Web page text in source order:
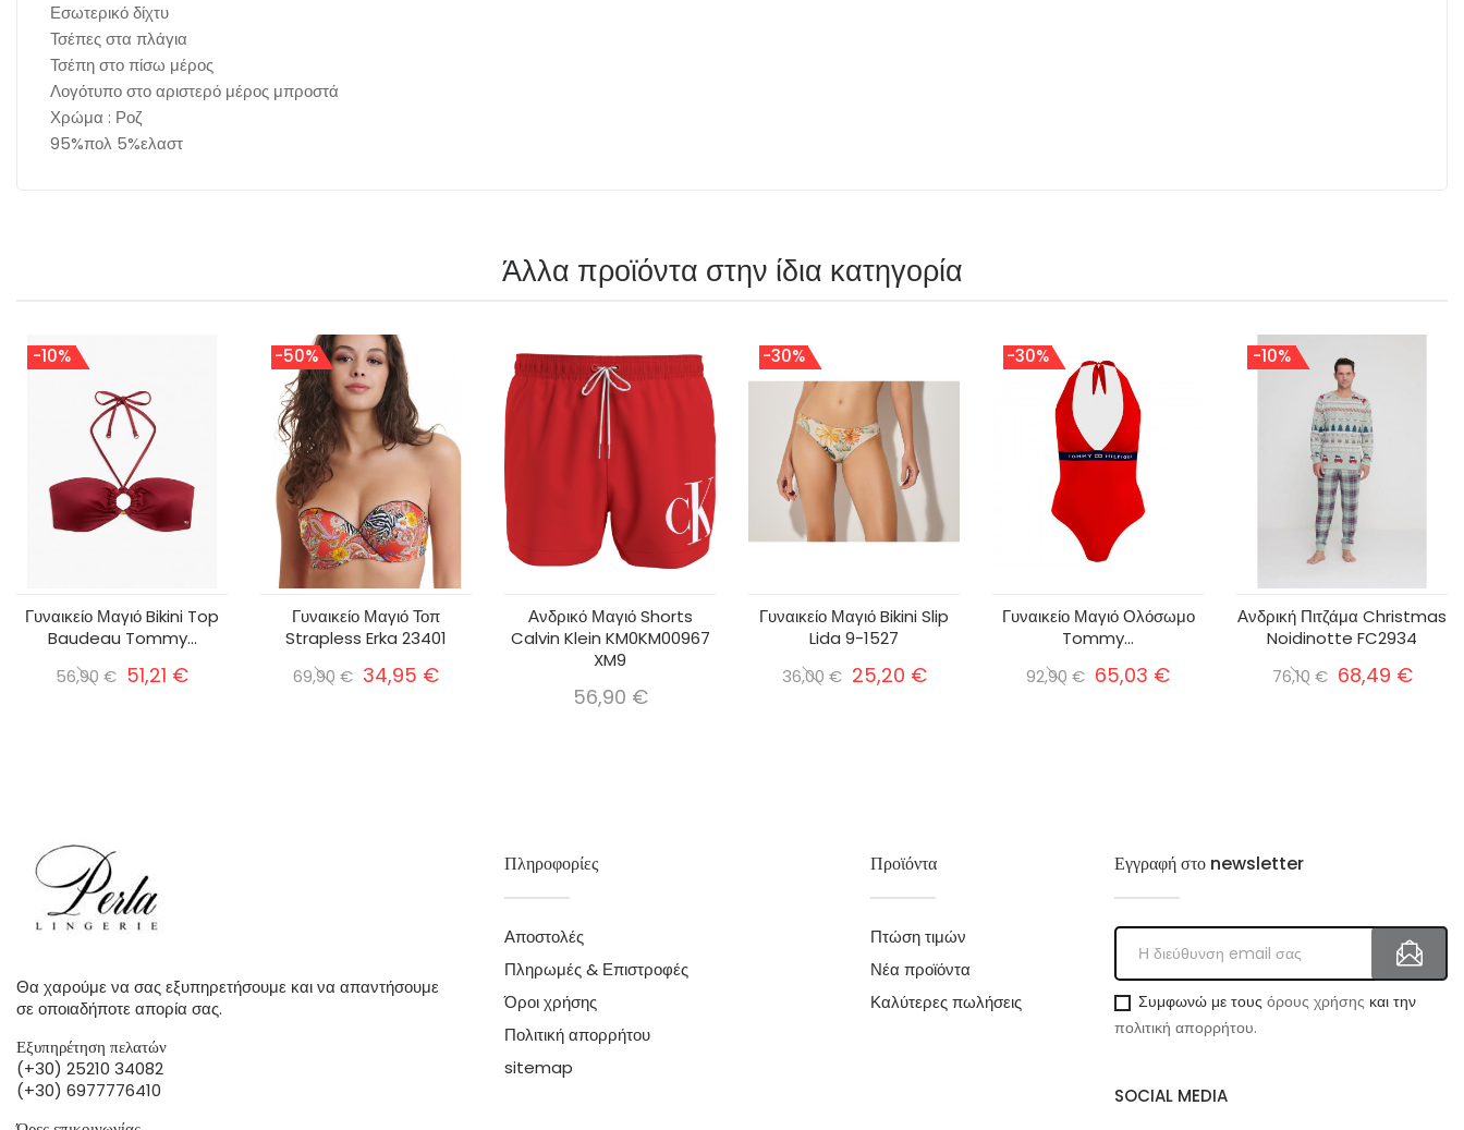
Εσωτερικό δίχτυ
Τσέπες στα πλάγια
Τσέπη στο πίσω μέρος
Λογότυπο στο αριστερό μέρος μπροστά
Χρώμα : Ροζ
95%πολ 5%ελαστ
Άλλα προϊόντα στην ίδια κατηγορία
-10%
Γυναικείο Μαγιό Bikini Top
Baudeau Tommy...
56,90 € 51,21 €
-50%
Γυναικείο Μαγιό Τοπ
Strapless Erka 23401
69,90 € 34,95 €
Ανδρικό Μαγιό Shorts
Calvin Klein KM0KM00967
XM9
56,90 €
-30%
Γυναικείο Μαγιό Bikini Slip
Lida 9-1527
36,00 € 25,20 €
-30%
Γυναικείο Μαγιό Ολόσωμο
Tommy...
92,90 € 65,03 €
-10%
Ανδρική Πιτζάμα Christmas
Noidinotte FC2934
76,10 € 68,49 €
Θα χαρούμε να σας εξυπηρετήσουμε και να απαντήσουμε
σε οποιαδήποτε απορία σας.
Εξυπηρέτηση πελατών
(+30) 25210 34082
(+30) 6977776410
Πληροφορίες
Αποστολές
Πληρωμές & Επιστροφές
Όροι χρήσης
Πολιτική απορρήτου
sitemap
Προϊόντα
Πτώση τιμών
Νέα προϊόντα
Καλύτερες πωλήσεις
Εγγραφή στο newsletter
Συμφωνώ με τους όρους χρήσηςκαι την
πολιτική απορρήτου.
SOCIAL MEDIA